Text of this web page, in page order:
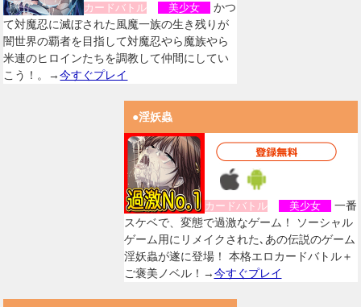
カードバトル 美少女
かつ
て対魔忍に滅ぼされた風魔一族の生き残りが
闇世界の覇者を目指して対魔忍やら魔族やら
米連のヒロインたちを調教して仲間にしてい
こう！。→今すぐプレイ
●淫妖蟲
カードバトル 美少女
一番
スケベで、変態で過激なゲーム！ ソーシャル
ゲーム用にリメイクされた､あの伝説のゲーム
淫妖蟲が遂に登場！ 本格エロカードバトル＋
ご褒美ノベル！→今すぐプレイ